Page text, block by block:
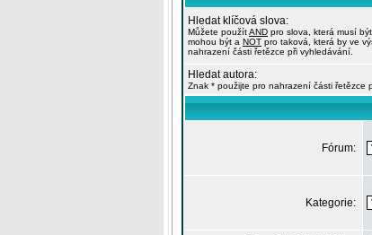
Hledat klíčová slova:
Můžete použítAND pro slova, která musí
mohou být a NOT pro taková, která by ve
nahrazení části řetězce při vyhledávání.
Hledat autora:
Znak * použijte pro nahrazení části řetězce
Fórum:
Kategorie: